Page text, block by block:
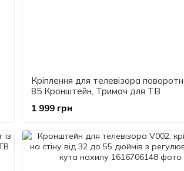
Кріплення для телевізора
85 Кронштейн, Тримач для ТВ
1 999 грн